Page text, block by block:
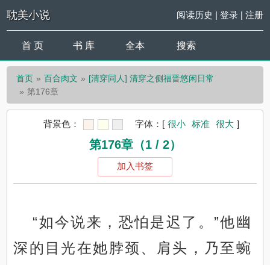
耽美小说 阅读历史 | 登录| 注册
首 页 书 库 全本 搜索
首页 百合肉文
[清穿同人] 清穿之侧福晋悠闲日常
第176章
背景色： 字体： [ 很小 标准 很大 ]
第176章（1 / 2）
加入书签
“如今说来，恐怕是迟了。”他幽
深的目光在她脖颈、肩头，乃至蜿